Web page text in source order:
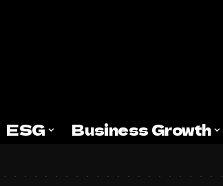
ESG Business Growth